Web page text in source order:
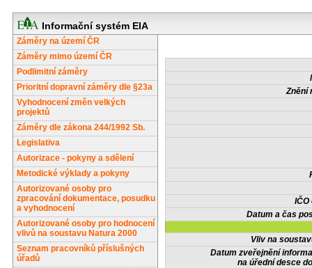
Informační systém EIA
Záměry na území ČR
Záměry mimo území ČR
Podlimitní záměry
Prioritní dopravní záměry dle §23a
Vyhodnocení změn velkých
projektů
Záměry dle zákona 244/1992 Sb.
Legislativa
Autorizace - pokyny a sdělení
Metodické výklady a pokyny
Autorizované osoby pro
zpracování dokumentace, posudku
a vyhodnocení
Autorizované osoby pro hodnocení
vlivů na soustavu Natura 2000
Seznam pracovníků příslušných
úřadů
Znění
IČO
Datum a čas
Vliv na
Datum zveřejnění
na úřední desce